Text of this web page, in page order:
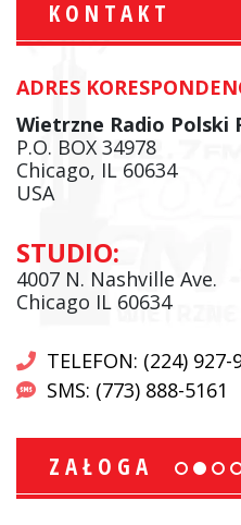
KONTAKT
ADRES
Wietrzne Radio Polski
P.O. BOX 34978
Chicago, IL 60634
USA
STUDIO:
4007 N. Nashville Ave.
Chicago IL 60634
TELEFON: (224) 927-
SMS: (773) 888-5161
ZAŁOGA